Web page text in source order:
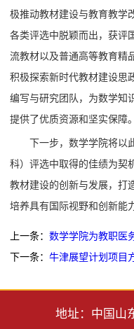
极推动教材建设与教育教学
各类评选中脱颖而出，获评
流教材以及普通高等教育精
积极探索新时代教材建设思
编写与研究团队，为数学知
提供了优质资源和坚实保障。
下一步，数学学院将以
科）评选中取得的佳绩为契
教材建设的创新与发展，打
培养具有国际视野和创新能
上一条：数学学院为教职医
下一条：牛津展望计划项目
地址：中国山